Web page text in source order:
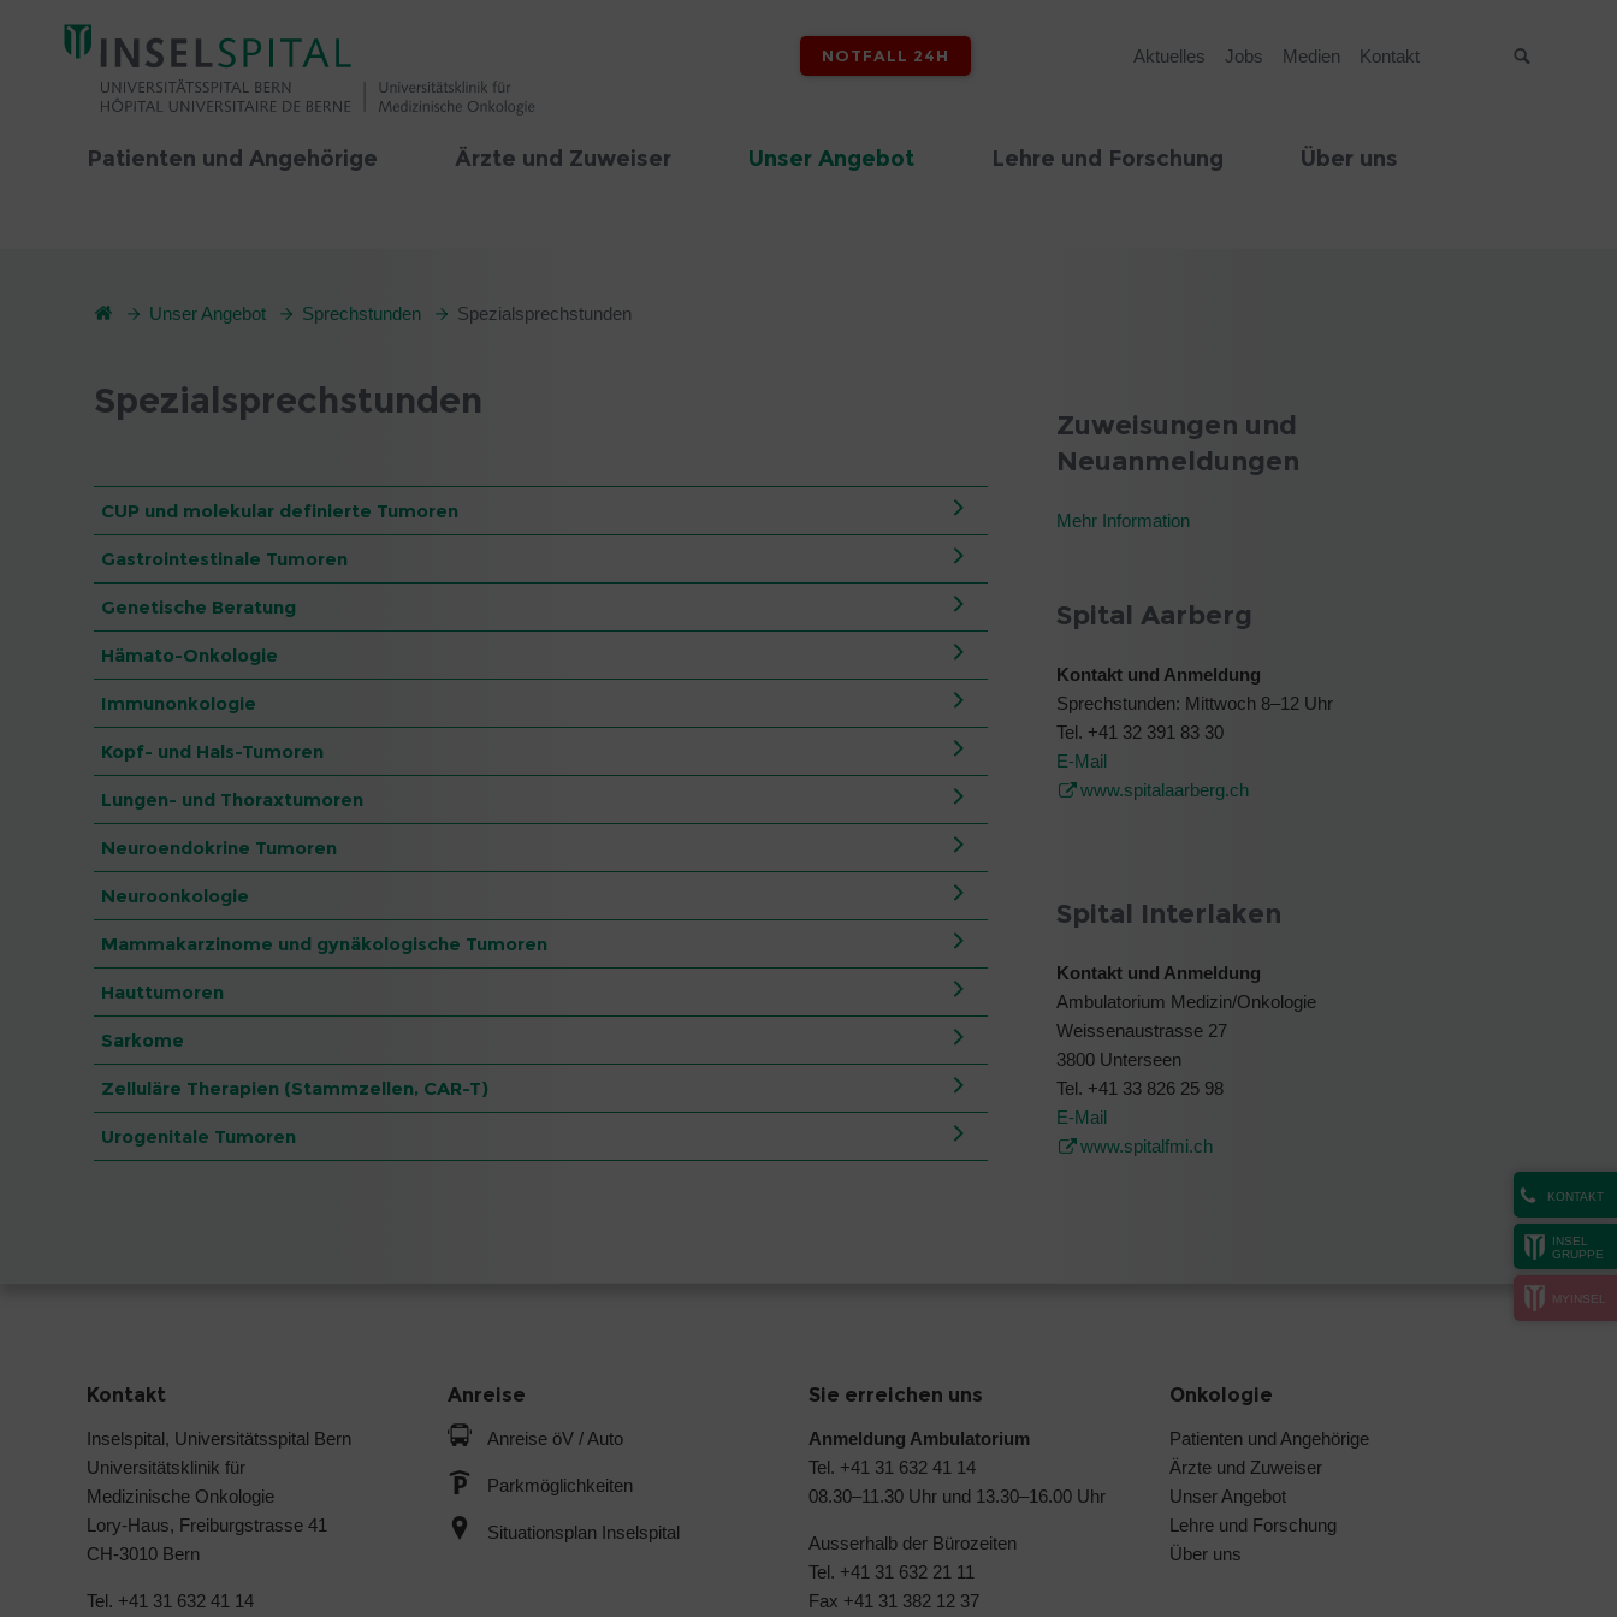
NOTFALL 24H Aktuelles Jobs Medien Kontakt
Patienten und Angehörige Ärzte und Zuweiser Unser Angebot Lehre und Forschung Über uns
KONTAKT
INSEL
GRUPPE
MYINSEL
Unser Angebot Sprechstunden Spezialsprechstunden
Spezialsprechstunden
CUP und molekular definierte Tumoren
Gastrointestinale Tumoren
Genetische Beratung
Hämato-Onkologie
Immunonkologie
Kopf- und Hals-Tumoren
Lungen- und Thoraxtumoren
Neuroendokrine Tumoren
Neuroonkologie
Mammakarzinome und gynäkologische Tumoren
Hauttumoren
Sarkome
Zelluläre Therapien (Stammzellen, CAR-T)
Urogenitale Tumoren
Zuweisungen und
Neuanmeldungen
Mehr Information
Spital Aarberg
Kontakt und Anmeldung
Sprechstunden: Mittwoch 8–12 Uhr
Tel. +41 32 391 83 30
E-Mail
www.spitalaarberg.ch
Spital Interlaken
Kontakt und Anmeldung
Ambulatorium Medizin/Onkologie
Weissenaustrasse 27
3800 Unterseen
Tel. +41 33 826 25 98
E-Mail
www.spitalfmi.ch
Kontakt
Inselspital, Universitätsspital Bern
Universitätsklinik für
Medizinische Onkologie
Lory-Haus, Freiburgstrasse 41
CH-3010 Bern
Tel. +41 31 632 41 14
Anreise
Anreise öV / Auto
Parkmöglichkeiten
Situationsplan Inselspital
Sie erreichen uns
Anmeldung Ambulatorium
Tel. +41 31 632 41 14
08.30–11.30 Uhr und 13.30–16.00 Uhr
Ausserhalb der Bürozeiten
Tel. +41 31 632 21 11
Fax +41 31 382 12 37
Onkologie
Patienten und Angehörige
Ärzte und Zuweiser
Unser Angebot
Lehre und Forschung
Über uns